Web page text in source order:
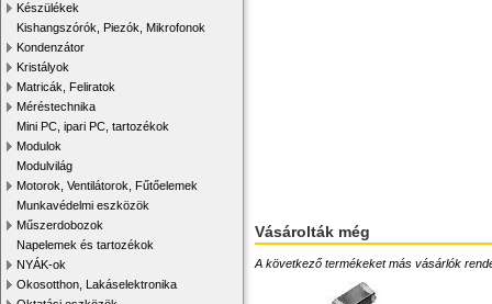
Készülékek
Kishangszórók, Piezók, Mikrofonok
Kondenzátor
Kristályok
Matricák, Feliratok
Méréstechnika
Mini PC, ipari PC, tartozékok
Modulok
Modulvilág
Motorok, Ventilátorok, Fűtőelemek
Munkavédelmi eszközök
Műszerdobozok
Napelemek és tartozékok
NYÁK-ok
Okosotthon, Lakáselektronika
Vásárolták még
A következő termékeket más vásárlók